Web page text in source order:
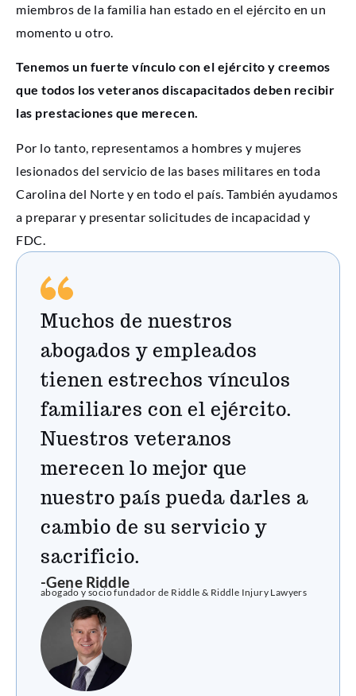
miembros de la familia han estado en el ejército en un
momento u otro.
Tenemos un fuerte vínculo con el ejército y creemos
que todos los veteranos discapacitados deben recibir
las prestaciones que merecen.
Por lo tanto, representamos a hombres y mujeres
lesionados del servicio de las bases militares en toda
Carolina del Norte y en todo el país. También ayudamos
a preparar y presentar solicitudes de incapacidad y
FDC.
Muchos de nuestros
abogados y empleados
tienen estrechos vínculos
familiares con el ejército.
Nuestros veteranos
merecen lo mejor que
nuestro país pueda darles a
cambio de su servicio y
sacrificio.
-Gene Riddle
abogado y socio fundador de Riddle & Riddle Injury Lawyers